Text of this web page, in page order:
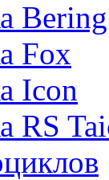
Bering
Fox
Icon
RS